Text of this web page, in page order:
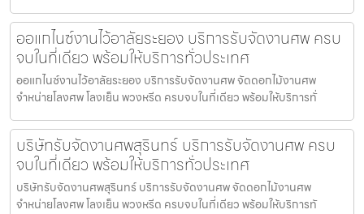
ออแกไนซ์งานไว้อาลัยระยอง บริการรับจัดงานศพ ครบ
จบในที่เดียว พร้อมให้บริการทั่วประเทศ
ออแกไนซ์งานไว้อาลัยระยอง บริการรับจัดงานศพ จัดดอกไม้งานศพ
จำหน่ายโลงศพ โลงเย็น พวงหรีด ครบจบในที่เดียว พร้อมให้บริการทั่
บริษัทรับจัดงานศพสุรินทร์ บริการรับจัดงานศพ ครบ
จบในที่เดียว พร้อมให้บริการทั่วประเทศ
บริษัทรับจัดงานศพสุรินทร์ บริการรับจัดงานศพ จัดดอกไม้งานศพ
จำหน่ายโลงศพ โลงเย็น พวงหรีด ครบจบในที่เดียว พร้อมให้บริการทั